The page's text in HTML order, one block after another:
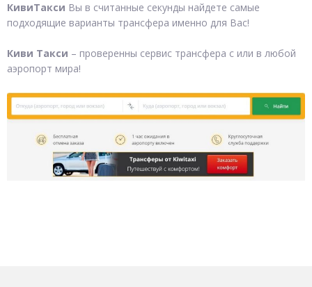
КивиТакси Вы в считанные секунды найдете самые
подходящие варианты трансфера именно для Вас!
Киви Такси – проверенны сервис трансфера с или в любой
аэропорт мира!